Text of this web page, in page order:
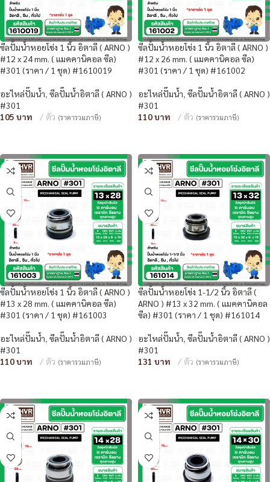
ซีลปั้มน้ำหอยโข่ง 1 นิ้ว อิตาลี ( ARNO )
#12 x 24 mm. ( แมคคานิคอล ซีล)
#301 (ราคา / 1 ชุด) #1610019
อะไหล่ปั๊มน้ำ, ซีลปั๊มน้ำอิตาลี ( ARNO )
#301
105
ตัว (ราคารวมภาษี)
ซีลปั้มน้ำหอยโข่ง 1 นิ้ว อิตาลี ( ARNO )
#12 x 26 mm. ( แมคคานิคอล ซีล)
#301 (ราคา / 1 ชุด) #161002
อะไหล่ปั๊มน้ำ, ซีลปั๊มน้ำอิตาลี ( ARNO )
#301
110
ตัว (ราคารวมภาษี)
ซีลปั้มน้ำหอยโข่ง 1 นิ้ว อิตาลี ( ARNO )
#13 x 28 mm. ( แมคคานิคอล ซีล)
#301 (ราคา / 1 ชุด) #161003
อะไหล่ปั๊มน้ำ, ซีลปั๊มน้ำอิตาลี ( ARNO )
#301
110
ตัว (ราคารวมภาษี)
ซีลปั้มน้ำหอยโข่ง 1-1/2 นิ้ว อิตาลี (
ARNO ) #13 x 32 mm. ( แมคคานิคอล
ซีล) #301 (ราคา / 1 ชุด) #161014
อะไหล่ปั๊มน้ำ, ซีลปั๊มน้ำอิตาลี ( ARNO )
#301
131
ตัว (ราคารวมภาษี)